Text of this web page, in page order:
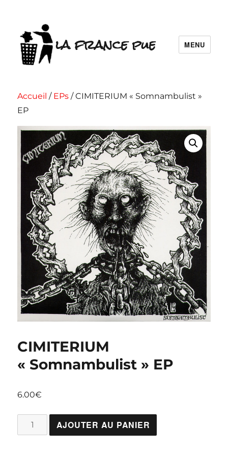
la france pue MENU
Accueil / EPs / CIMITERIUM « Somnambulist »
EP
CIMITERIUM
« Somnambulist » EP
6.00€
quantité
de
AJOUTER AU PANIER